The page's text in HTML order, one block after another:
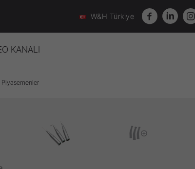
W&H Türkiye
Rehberi
KANALI
bilgiler.
Piyasemenler